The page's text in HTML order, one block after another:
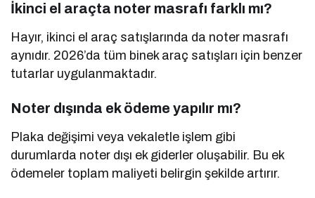
İkinci el araçta noter masrafı farklı mı?
Hayır, ikinci el araç satışlarında da noter masrafı
aynıdır. 2026’da tüm binek araç satışları için benzer
tutarlar uygulanmaktadır.
Noter dışında ek ödeme yapılır mı?
Plaka değişimi veya vekaletle işlem gibi
durumlarda noter dışı ek giderler oluşabilir. Bu ek
ödemeler toplam maliyeti belirgin şekilde artırır.